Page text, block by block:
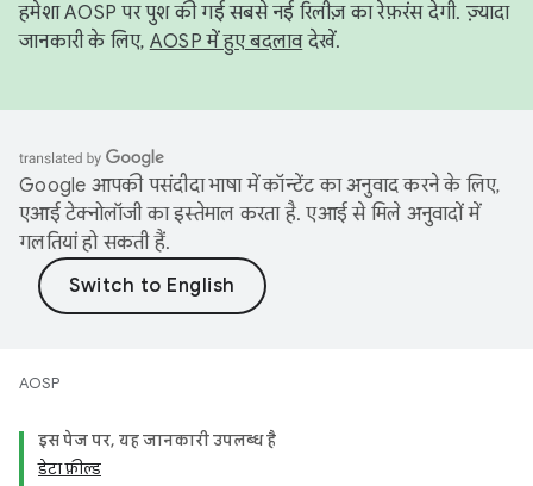
हमेशा AOSP पर पुश की गई सबसे नई रिलीज़ का रेफ़रंस देगी. ज़्यादा
जानकारी के लिए, AOSP में हुए बदलावदेखें.
Google आपकी पसंदीदा भाषा में कॉन्टेंट का अनुवाद करने के लिए,
एआई टेक्नोलॉजी का इस्तेमाल करता है. एआई से मिले अनुवादों में
गलतियां हो सकती हैं.
AOSP
इस पेज पर, यह जानकारी उपलब्ध है
डेटा फ़ील्ड